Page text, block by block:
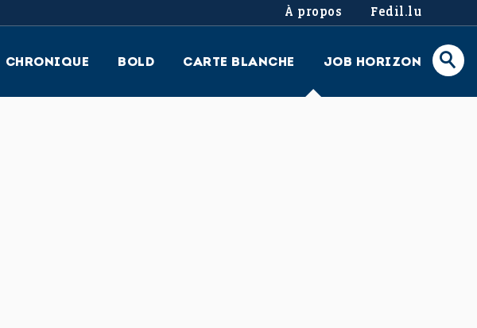
À propos Fedil.lu
CHRONIQUE BOLD CARTE BLANCHE JOB HORIZON